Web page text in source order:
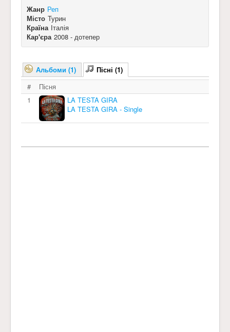
Жанр Реп
Місто Турин
Країна Італія
Кар'єра 2008 - дотепер
Альбоми (1)
Пісні (1)
#
Пісня
1
LA TESTA GIRA
LA TESTA GIRA - Single